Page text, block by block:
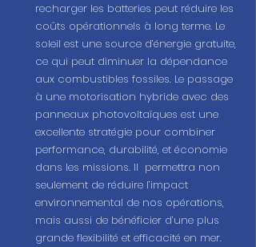
recharger les batteries peut réduire les
coûts opérationnels à long terme. Le
soleil est une source d’énergie gratuite,
ce qui peut diminuer la dépendance
aux combustibles fossiles. Le passage
à une motorisation hybride avec des
panneaux photovoltaïques est une
excellente stratégie pour combiner
performance, durabilité, et économie
dans les missions. Il  permettra non
seulement de réduire l’impact
environnemental de nos opérations,
mais aussi de bénéficier d’une plus
grande flexibilité et efficacité en mer.